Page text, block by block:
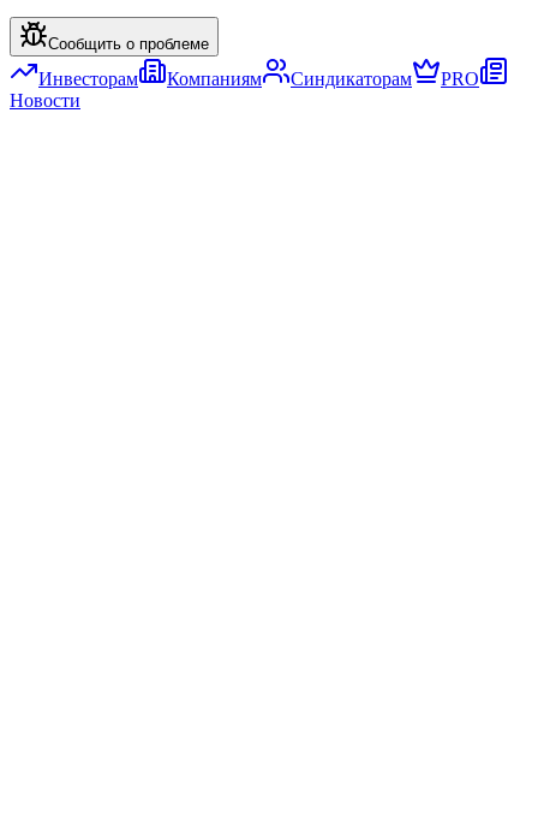
Сообщить о проблеме
Инвесторам Компаниям Синдикаторам
PRO
Новости